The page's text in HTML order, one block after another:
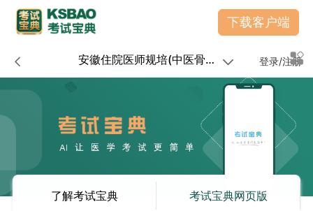
下载客户端
安徽住院医师规培(中医骨伤科) 登录/注册
了解考试宝典 考试宝典网页版